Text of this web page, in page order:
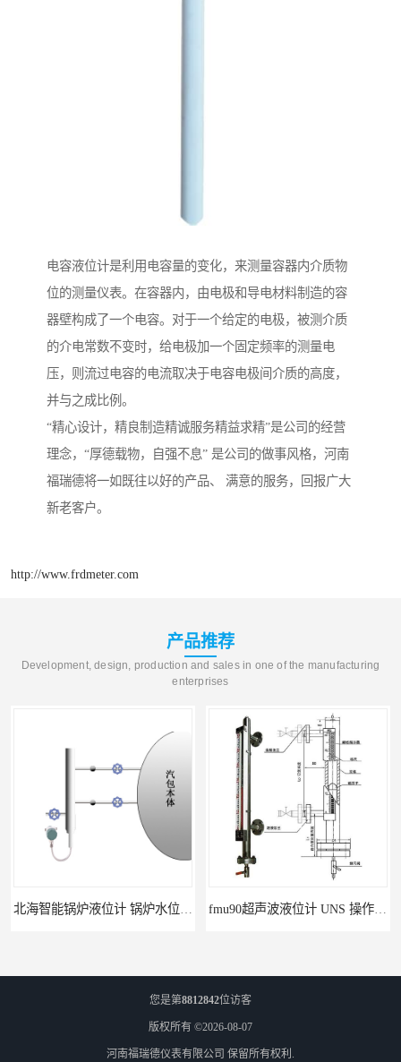
电容液位计是利用电容量的变化，来测量容器内介质物
位的测量仪表。在容器内，由电极和导电材料制造的容
器壁构成了一个电容。对于一个给定的电极，被测介质
的介电常数不变时，给电极加一个固定频率的测量电
压，则流过电容的电流取决于电容电极间介质的高度，
并与之成比例。
“精心设计，精良制造精诚服务精益求精”是公司的经营
理念，“厚德载物，自强不息” 是公司的做事风格，河南
福瑞德将一如既往以好的产品、 满意的服务，回报广大
新老客户。
http://www.frdmeter.com
产品推荐
Development, design, production and sales in one of the manufacturing
enterprises
您是第8812842位访客
版权所有 ©2026-08-07
河南福瑞德仪表有限公司 保留所有权利.